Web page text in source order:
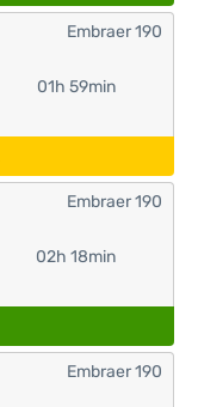
01h 59min
Embraer 190
02h 18min
Embraer 190
Embraer 190